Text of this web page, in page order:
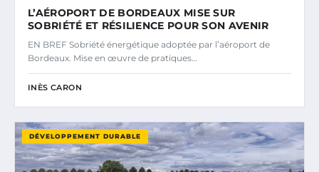
L’AÉROPORT DE BORDEAUX MISE SUR
SOBRIÉTÉ ET RÉSILIENCE POUR SON AVENIR
EN BREF Sobriété énergétique adoptée par l’aéroport de
Bordeaux. Mise en œuvre de pratiques…
INÈS CARON
DÉVELOPPEMENT DURABLE